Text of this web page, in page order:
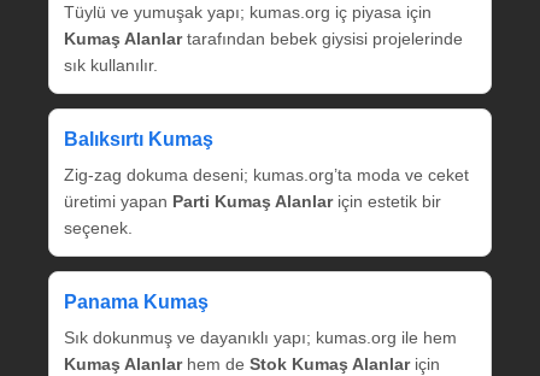
Tüylü ve yumuşak yapı; kumas.org iç piyasa için
Kumaş Alanlartarafından bebek giysisi projelerinde
sık kullanılır.
Balıksırtı Kumaş
Zig‑zag dokuma deseni; kumas.org’ta moda ve ceket
üretimi yapan Parti Kumaş Alanlariçin estetik bir
seçenek.
Panama Kumaş
Sık dokunmuş ve dayanıklı yapı; kumas.org ile hem
Kumaş Alanlarhem de Stok Kumaş Alanlariçin